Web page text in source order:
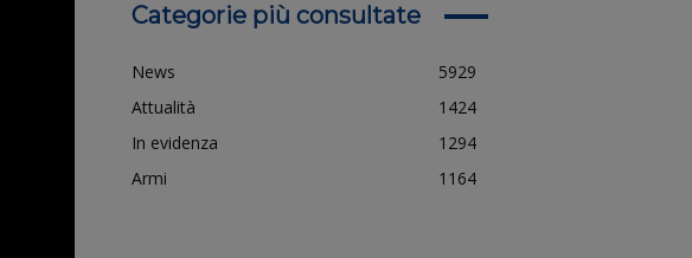
Categorie più consultate
News
5929
Attualità
1424
In evidenza
1294
Armi
1164